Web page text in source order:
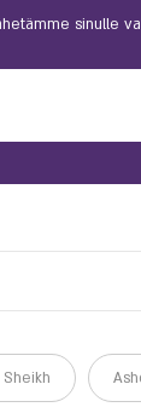
sinulle